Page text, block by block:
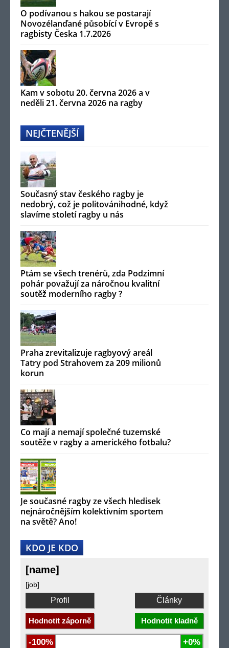
O podívanou s hakou se postarají
Novozélanďané působící v Evropě s
ragbisty Česka 1.7.2026
Kam v sobotu 20. června 2026 a v
neděli 21. června 2026 na ragby
NEJČTENĚJŠÍ
Současný stav českého ragby je
nedobrý, což je politovánihodné, když
slavíme století ragby u nás
Ptám se všech trenérů, zda Podzimní
pohár považují za náročnou kvalitní
soutěž moderního ragby ?
Praha zrevitalizuje ragbyový areál
Tatry pod Strahovem za 209 milionů
korun
Co mají a nemají společné tuzemské
soutěže v ragby a amerického fotbalu?
Je současné ragby ze všech hledisek
nejnáročnějším kolektivním sportem
na světě? Ano!
KDO JE KDO
[name]
[job]
Profil Články
Hodnotit záporně Hodnotit kladně
-100% +0%